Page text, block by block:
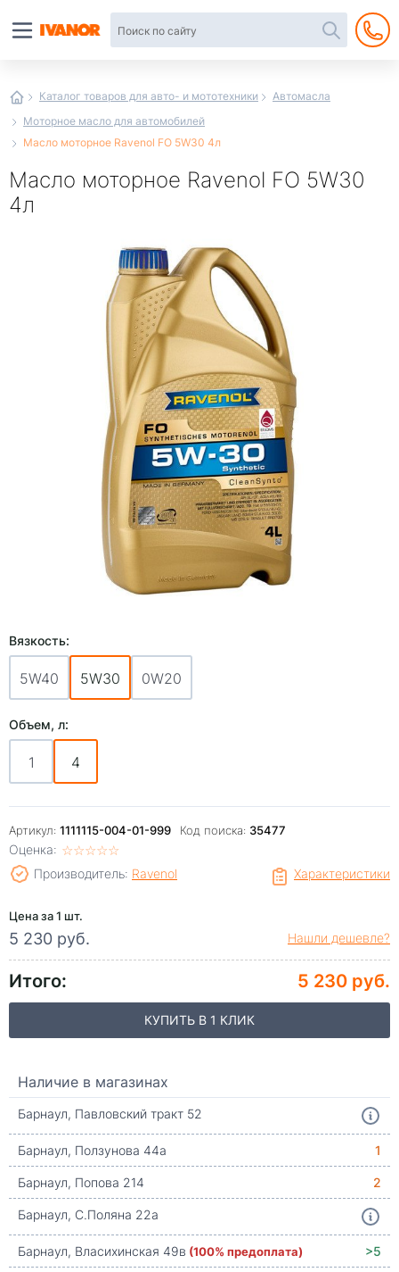
Каталог товаров для авто- и мототехники
Автомасла
Моторное масло для автомобилей
Масло моторное Ravenol FO 5W30 4л
Масло моторное Ravenol FO 5W30
4л
Вязкость:
5W40 5W30 0W20
Объем, л:
1 4
Артикул: 1111115-004-01-999 Код поиска: 35477
Оценка: ☆☆☆☆☆
★★★★★
Характеристики
Производитель: Ravenol
Цена за 1 шт.
5 230 руб. Нашли дешевле?
Итого: 5 230 руб.
КУПИТЬ В 1 КЛИК
Наличие в магазинах
Барнаул, Павловский тракт 52
Барнаул, Ползунова 44а
1
Барнаул, Попова 214
2
Барнаул, С.Поляна 22а
Барнаул, Власихинская 49в (100% предоплата)
>5
интернет-